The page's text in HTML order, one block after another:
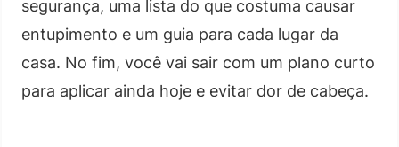
segurança, uma lista do que costuma causar
entupimento e um guia para cada lugar da
casa. No fim, você vai sair com um plano curto
para aplicar ainda hoje e evitar dor de cabeça.